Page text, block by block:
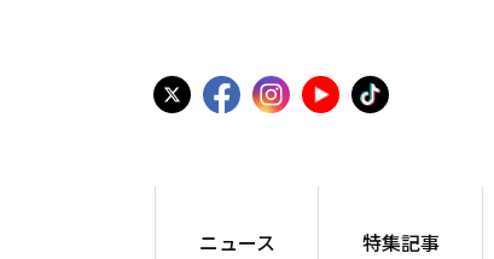
ニュース 特集記事